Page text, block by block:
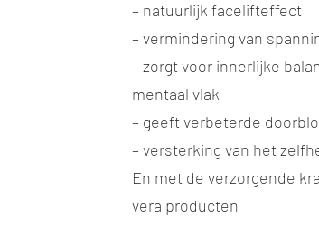
– natuurlijk facelifteffect
– vermindering van
– zorgt voor innerlijke
mentaal vlak
– geeft verbeterde
– versterking van het
En met de verzorgende
vera producten